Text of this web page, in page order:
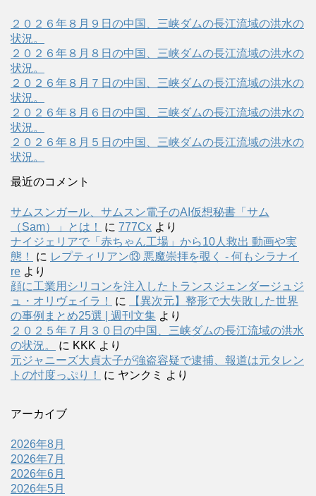
２０２６年８月９日の中国、三峡ダムの長江流域の洪水の
状況。
２０２６年８月８日の中国、三峡ダムの長江流域の洪水の
状況。
２０２６年８月７日の中国、三峡ダムの長江流域の洪水の
状況。
２０２６年８月６日の中国、三峡ダムの長江流域の洪水の
状況。
２０２６年８月５日の中国、三峡ダムの長江流域の洪水の
状況。
最近のコメント
サムスンガール、サムスン電子のAI仮想秘書「サム
（Sam）」とは！
に 777Cx より
ナイジェリアで「赤ちゃん工場」から10人救出 動画や実
態！
に レプティリアン⑬ 悪魔崇拝を覗く - 何もシラナイ
re より
顔に工業用シリコンを注入したトランスジェンダージュジ
ュ・オリヴェイラ！
に
【異次元】整形で大失敗した世界
の事例まとめ25選 | 週刊文集 より
２０２５年７月３０日の中国、三峡ダムの長江流域の洪水
の状況。
に KKK より
元ジャニーズ大貞太子が強盗容疑で逮捕、報道は元タレン
トの忖度っぷり！
に ヤンクミ より
アーカイブ
2026年8月
2026年7月
2026年6月
2026年5月